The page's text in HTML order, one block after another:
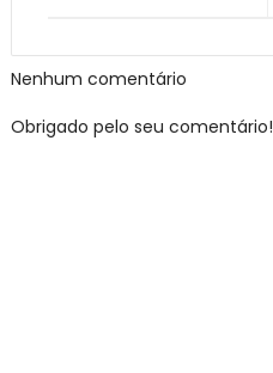
Nenhum comentário
Obrigado pelo seu comentário!